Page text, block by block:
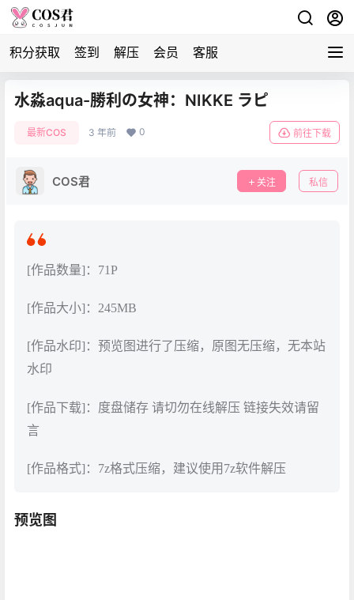
积分获取 签到 解压 会员 客服
水淼aqua-勝利の女神：NIKKE ラピ
最新COS 3 年前 0 前往下载
COS君 关注 私信
[作品数量]：71P
[作品大小]：245MB
[作品水印]：预览图进行了压缩，原图无压缩，无本站
水印
[作品下载]：度盘储存 请切勿在线解压 链接失效请留
言
[作品格式]：7z格式压缩，建议使用7z软件解压
预览图